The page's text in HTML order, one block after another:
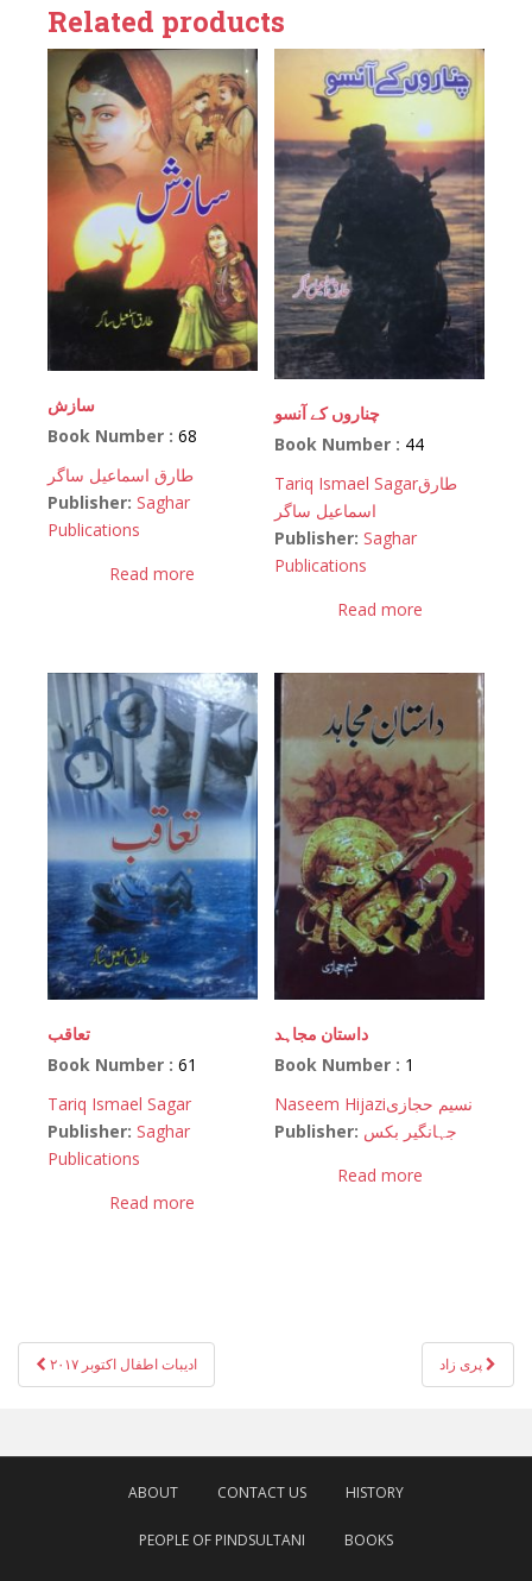
Related products
سازش
Book Number : 68
طارق اسماعیل ساگر
Publisher: Saghar
Publications
Read more
چناروں کے آنسو
Book Number : 44
Tariq Ismael Sagarطارق
اسماعیل ساگر
Publisher: Saghar
Publications
Read more
تعاقب
Book Number : 61
Tariq Ismael Sagar
Publisher: Saghar
Publications
Read more
داستان مجاہد
Book Number : 1
Naseem Hijaziنسیم حجازی
Publisher: جہانگیر بکس
Read more
Post
navigation
ادیبات اطفال اکتوبر ۲۰۱۷
ABOUT CONTACT US HISTORY
PEOPLE OF PINDSULTANI BOOKS